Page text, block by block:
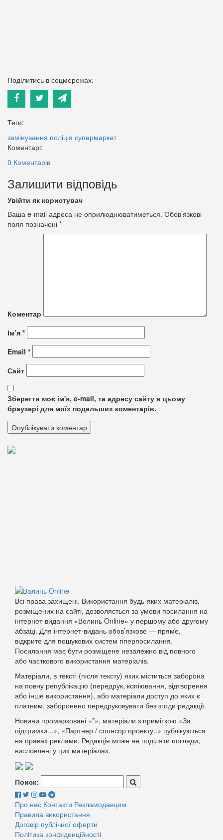
Поділитись в соцмережах:
Теги:
замінування поліція супермаркет
Коментарі:
0 Коментарів
Залишити відповідь
Увійти як користувач
Ваша e-mail адреса не оприлюднюватиметься. Обов’язкові
поля позначені *
Коментар
Ім’я *
Email *
Сайт
Зберегти моє ім'я, e-mail, та адресу сайту в цьому
браузері для моїх подальших коментарів.
Всі права захищені. Використання будь-яких матеріалів,
розміщених на сайті, дозволяється за умови посилання на
інтернет-видання «Волинь Online» у першому або другому
абзаці. Для інтернет-видань обов’язкове — пряме,
відкрите для пошукових систем гіперпосилання.
Посилання має бути розміщене незалежно від повного
або часткового використання матеріалів.
Матеріали, в тексті (після тексту) яких міститься заборона
на повну републікацію (передрук, копіювання, відтворення
або інше використання), або матеріали доступ до яких є
платним, заборонено передруковувати без згоди редакції.
Новини промарковані «*», матеріали з приміткою «За
підтримки...», «Партнер / спонсор проекту..» публікуються
на правах реклами. Редакція може не поділяти погляди,
висловлені у цих матеріалах.
Поиск:
Про нас Контакти Рекламодавцям
Правила використання
Договір публічної оферти
Політика конфіденційності